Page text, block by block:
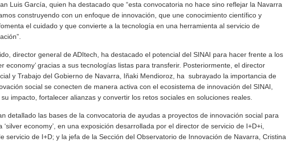
Luis García, quien ha destacado que “esta convocatoria no hace sino reflejar la Navarra
construyendo con un enfoque de innovación, que une conocimiento científico y
el cuidado y que convierte a la tecnología en una herramienta al servicio de
director general de ADItech, ha destacado el potencial del SINAI para hacer frente a los
economy’ gracias a sus tecnologías listas para transferir. Posteriormente, el director
y Trabajo del Gobierno de Navarra, Iñaki Mendioroz, ha subrayado la importancia de
social se conecten de manera activa con el ecosistema de innovación del SINAI,
impacto, fortalecer alianzas y convertir los retos sociales en soluciones reales.
detallado las bases de la convocatoria de ayudas a proyectos de innovación social para
economy’, en una exposición desarrollada por el director de servicio de I+D+i,
servicio de I+D; y la jefa de la Sección del Observatorio de Innovación de Navarra, Cristina